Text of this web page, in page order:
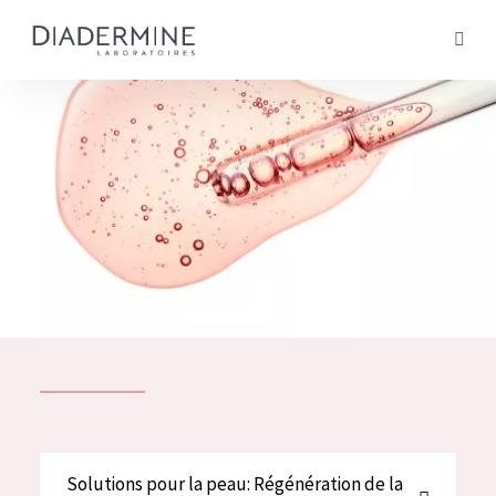
SOLUTIONS POUR LA PEAU
TOUS LES PRODUIT
Tous les Produit
ACCUEIL
Composition
À propos
Solutions pour la peau: Régénération de la